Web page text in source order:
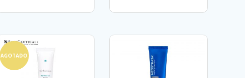
AGOTADO